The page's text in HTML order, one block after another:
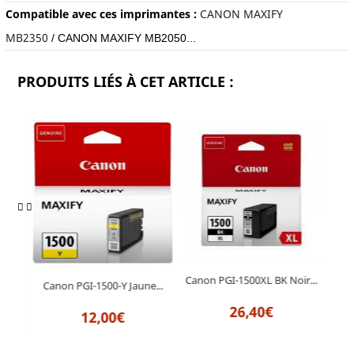
Compatible avec ces imprimantes : CANON MAXIFY
MB2350 / CANON MAXIFY MB2050...
PRODUITS LIÉS À CET ARTICLE :
Canon PGI-1500-Y Jaune...
12,00€
Canon PGI-1500XL BK Noir...
26,40€